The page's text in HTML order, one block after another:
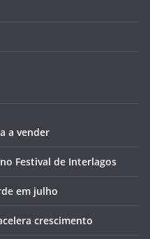
a vender
Festival de Interlagos
em julho
crescimento